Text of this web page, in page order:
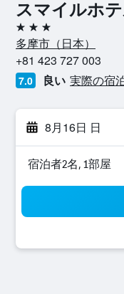
スマイルホ
3つ星
多摩市​（日本​）​
+81 423 727 003
7.0 良い 実際の宿
8月16日 日
宿泊者2名, 1​部屋